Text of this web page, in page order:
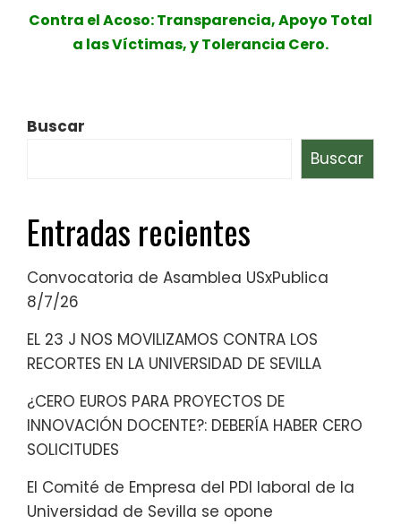
Contra el Acoso: Transparencia, Apoyo Total
a las Víctimas, y Tolerancia Cero.
Buscar
Buscar
Entradas recientes
Convocatoria de Asamblea USxPublica
8/7/26
EL 23 J NOS MOVILIZAMOS CONTRA LOS
RECORTES EN LA UNIVERSIDAD DE SEVILLA
¿CERO EUROS PARA PROYECTOS DE
INNOVACIÓN DOCENTE?: DEBERÍA HABER CERO
SOLICITUDES
El Comité de Empresa del PDI laboral de la
Universidad de Sevilla se opone